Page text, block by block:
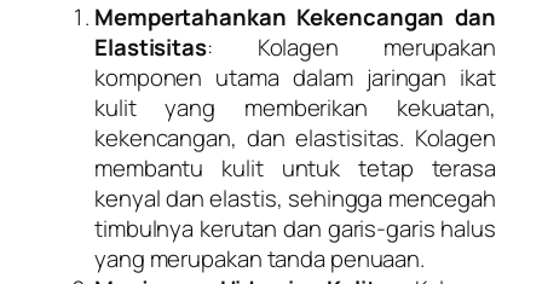
Mempertahankan Kekencangan dan
Elastisitas: Kolagen merupakan
komponen utama dalam jaringan ikat
kulit yang memberikan kekuatan,
kekencangan, dan elastisitas. Kolagen
membantu kulit untuk tetap terasa
kenyal dan elastis, sehingga mencegah
timbulnya kerutan dan garis-garis halus
yang merupakan tanda penuaan.